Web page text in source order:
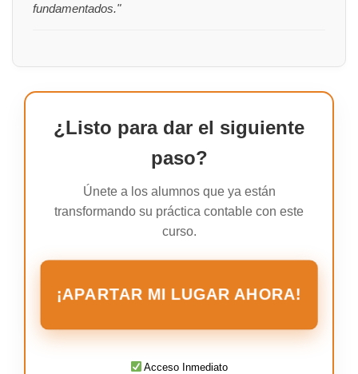
fundamentados."
¿Listo para dar el siguiente
paso?
Únete a los alumnos que ya están
transformando su práctica contable con este
curso.
¡APARTAR MI LUGAR AHORA!
Acceso Inmediato